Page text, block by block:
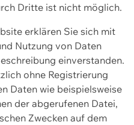
Dritte ist nicht möglich.
erklären Sie sich mit
Nutzung von Daten
einverstanden.
ohne Registrierung
Daten wie beispielsweise
der abgerufenen Datei,
Zwecken auf dem